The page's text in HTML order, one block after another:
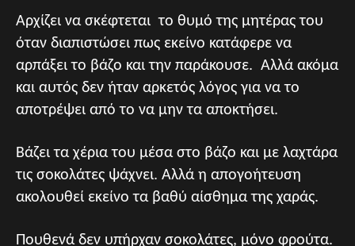
Αρχίζει να σκέφτεται το θυμό της μητέρας του
όταν διαπιστώσει πως εκείνο κατάφερε να
αρπάξει το βάζο και την παράκουσε. Αλλά ακόμα
και αυτός δεν ήταν αρκετός λόγος για να το
αποτρέψει από το να μην τα αποκτήσει.
Βάζει τα χέρια του μέσα στο βάζο και με λαχτάρα
τις σοκολάτες ψάχνει. Αλλά η απογοήτευση
ακολουθεί εκείνο τα βαθύ αίσθημα της χαράς.
Πουθενά δεν υπήρχαν σοκολάτες, μόνο φρούτα.